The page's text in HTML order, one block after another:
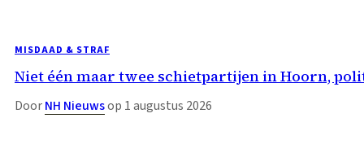
MISDAAD & STRAF
Niet één maar twee schietpartijen in Hoorn,
DoorNH Nieuwsop 1 augustus 2026